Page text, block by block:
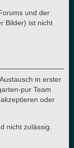
und der
Bilder) ist nicht
in erster
pur Team
oder
nicht zulässig.